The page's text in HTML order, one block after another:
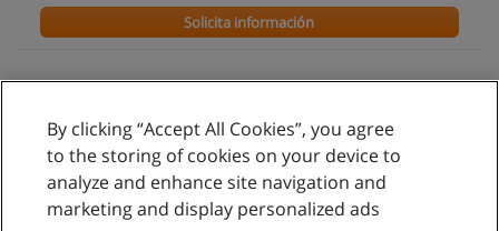
Solicita información
Reglas de uso
Privacidad de datos
By clicking “Accept All Cookies”, you agree
to the storing of cookies on your device to
analyze and enhance site navigation and
marketing and display personalized ads